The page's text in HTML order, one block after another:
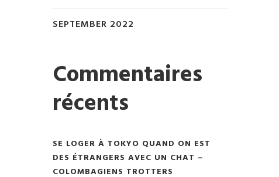
SEPTEMBER 2022
Commentaires
récents
SE LOGER À TOKYO QUAND ON EST
DES ÉTRANGERS AVEC UN CHAT –
COLOMBAGIENS TROTTERS